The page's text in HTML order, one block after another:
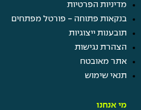
מדיניות הפרטיות
בנקאות פתוחה - פורטל מפתחים
תובענות ייצוגיות
הצהרת נגישות
אתר מאובטח
תנאי שימוש
מי אנחנו